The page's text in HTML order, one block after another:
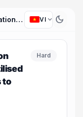
Can you describe a situation where you successfully utilised project management skills to meet a tight deadline? VI expand_more dark_mode
to
Hard